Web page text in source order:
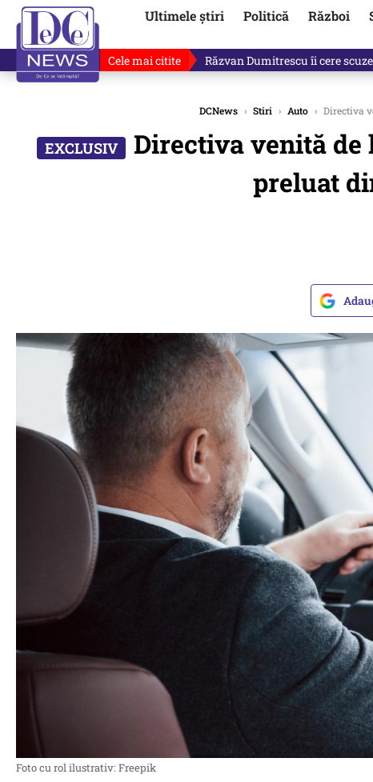
Ultimele știri Politică Război
Cele mai citite Răzvan Dumitrescu îi cere
DCNews › Stiri › Auto › Directiva
Directiva venită
preluat
Foto cu rol ilustrativ: Freepik